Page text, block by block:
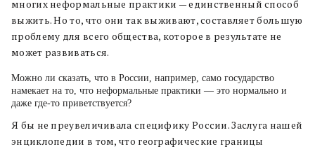
многих неформальные практики — единственный способ
выжить. Но то, что они так выживают, составляет большую
проблему для всего общества, которое в результате не
может развиваться.
Можно ли сказать, что в России, например, само государство
намекает на то, что неформальные практики — это нормально и
даже где-то приветствуется?
Я бы не преувеличивала специфику России. Заслуга нашей
энциклопедии в том, что географические границы